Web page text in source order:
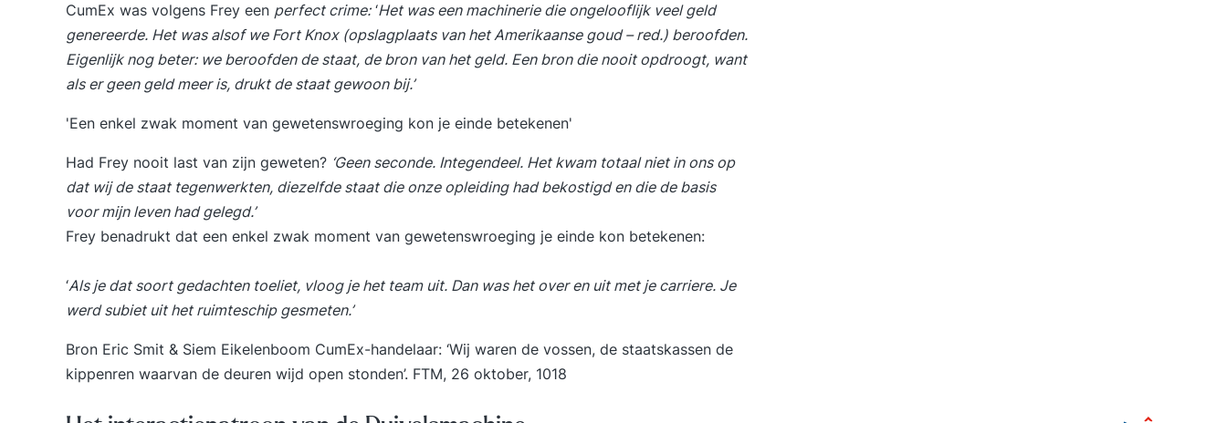
CumEx was volgens Frey een perfect crime:‘Het was een machinerie die ongelooflijk veel geld
genereerde. Het was alsof we Fort Knox (opslagplaats van het Amerikaanse goud – red.) beroofden.
Eigenlijk nog beter: we beroofden de staat, de bron van het geld. Een bron die nooit opdroogt, want
als er geen geld meer is, drukt de staat gewoon bij.’
'Een enkel zwak moment van gewetenswroeging kon je einde betekenen'
Had Frey nooit last van zijn geweten? ‘Geen seconde. Integendeel. Het kwam totaal niet in ons op
dat wij de staat tegenwerkten, diezelfde staat die onze opleiding had bekostigd en die de basis
voor mijn leven had gelegd.’
Frey benadrukt dat een enkel zwak moment van gewetenswroeging je einde kon betekenen:
‘Als je dat soort gedachten toeliet, vloog je het team uit. Dan was het over en uit met je carriere. Je
werd subiet uit het ruimteschip gesmeten.’
Bron Eric Smit & Siem Eikelenboom CumEx-handelaar: ‘Wij waren de vossen, de staatskassen de
kippenren waarvan de deuren wijd open stonden’. FTM, 26 oktober, 1018